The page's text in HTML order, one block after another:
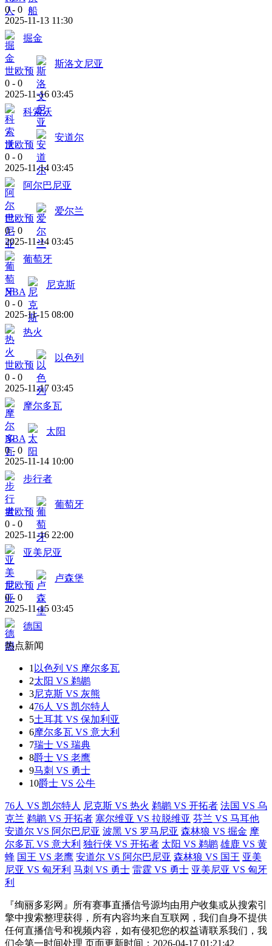
0 - 0
2025-11-13 11:30
掘金
世欧预
斯洛文尼亚
0 - 0
2025-11-16 03:45
科索沃
世欧预
安道尔
0 - 0
2025-11-14 03:45
阿尔巴尼亚
世欧预
爱尔兰
0 - 0
2025-11-14 03:45
葡萄牙
NBA
尼克斯
0 - 0
2025-11-15 08:00
热火
世欧预
以色列
0 - 0
2025-11-17 03:45
摩尔多瓦
NBA
太阳
0 - 0
2025-11-14 10:00
步行者
世欧预
葡萄牙
0 - 0
2025-11-16 22:00
亚美尼亚
世欧预
卢森堡
0 - 0
2025-11-15 03:45
德国
热点新闻
1 以色列 VS 摩尔多瓦
2太阳 VS 鹈鹕
3尼克斯 VS 灰熊
476人 VS 凯尔特人
5土耳其 VS 保加利亚
6摩尔多瓦 VS 意大利
7瑞士 VS 瑞典
8爵士 VS 老鹰
9马刺 VS 勇士
10爵士 VS 公牛
76人 VS 凯尔特人 尼克斯 VS 热火 鹈鹕 VS 开拓者 法国 VS 乌
克兰 鹈鹕 VS 开拓者 塞尔维亚 VS 拉脱维亚 芬兰 VS 马耳他
安道尔 VS 阿尔巴尼亚 波黑 VS 罗马尼亚 森林狼 VS 掘金 摩
尔多瓦 VS 意大利 独行侠 VS 开拓者 太阳 VS 鹈鹕 雄鹿 VS 黄
蜂 国王 VS 老鹰 安道尔 VS 阿尔巴尼亚 森林狼 VS 国王 亚美
尼亚 VS 匈牙利 马刺 VS 勇士 雷霆 VS 勇士 亚美尼亚 VS 匈牙
利
『绚丽多彩网』所有赛事直播信号源均由用户收集或从搜索引
擎中搜索整理获得，所有内容均来自互联网，我们自身不提供
任何直播信号和视频内容，如有侵犯您的权益请联系我们，我
们会第一时间处理 页面更新时间：2026-04-17 01:21:42